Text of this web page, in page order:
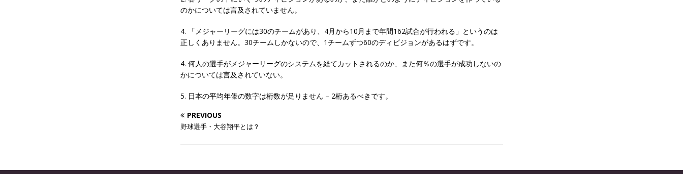
のかについては言及されていません。
4. 「メジャーリーグには30のチームがあり、4月から10月まで年間162試合が行われる」というのは
正しくありません。30チームしかないので、1チームずつ60のディビジョンがあるはずです。
4. 何人の選手がメジャーリーグのシステムを経てカットされるのか、また何％の選手が成功しないの
かについては言及されていない。
5. 日本の平均年俸の数字は桁数が足りません – 2桁あるべきです。
PREVIOUS
野球選手・大谷翔平とは？